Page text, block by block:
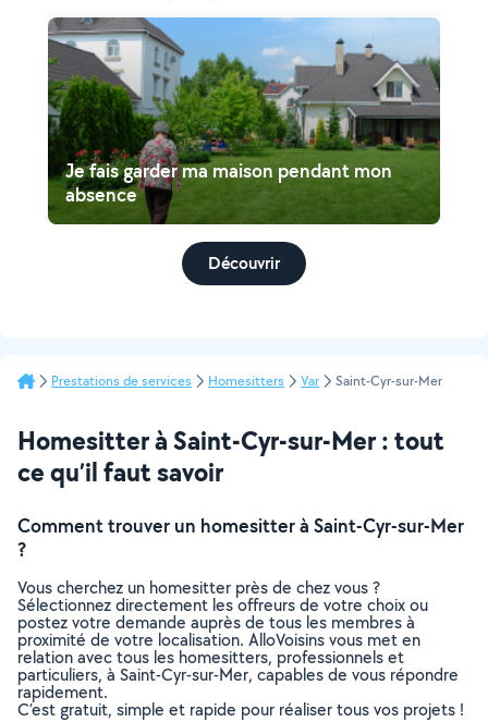
Je fais garder ma maison pendant mon
absence
Découvrir
Prestations de services Homesitters Var Saint-Cyr-sur-Mer
Homesitter à Saint-Cyr-sur-Mer : tout
ce qu’il faut savoir
Comment trouver un homesitter à Saint-Cyr-sur-Mer
?
Vous cherchez un homesitter près de chez vous ?
Sélectionnez directement les offreurs de votre choix ou
postez votre demande auprès de tous les membres à
proximité de votre localisation. AlloVoisins vous met en
relation avec tous les homesitters, professionnels et
particuliers, à Saint-Cyr-sur-Mer, capables de vous répondre
rapidement.
C’est gratuit, simple et rapide pour réaliser tous vos projets !